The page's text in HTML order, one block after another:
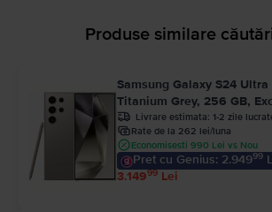
Produse similare
Samsung Galaxy S24
Titanium Grey, 256 GB,
Livrare estimata: 1-2 zile
Rate de la 262 lei/luna
Economisesti 990 Lei vs Nou
Pret cu Genius: 2.94999
3.14999 Lei